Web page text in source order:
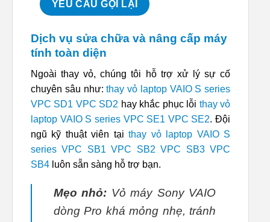
Dịch vụ sửa chữa và nâng cấp máy
tính toàn diện
Ngoài thay vỏ, chúng tôi hỗ trợ xử lý sự cố
chuyên sâu như:thay vỏ laptop VAIO S series
VPC SD1 VPC SD2 hay khắc phục lỗi thay vỏ
laptop VAIO S series VPC SE1 VPC SE2. Đội
ngũ kỹ thuật viên tạithay vỏ laptop VAIO S
series VPC SB1 VPC SB2 VPC SB3 VPC
SB4 luôn sẵn sàng hỗ trợ bạn.
Mẹo nhỏ: Vỏ máy Sony VAIO
dòng Pro khá mỏng nhẹ, tránh